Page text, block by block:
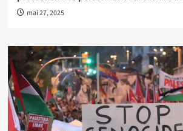
mai 27, 2025